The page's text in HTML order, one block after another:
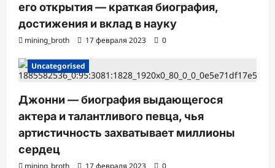
его открытия — краткая биография,
достижения и вклад в науку
mining_broth 17 февраля 2023 0
Uncategorised
Джонни — биография выдающегося
актера и талантливого певца, чья
артистичность захватывает миллионы
сердец